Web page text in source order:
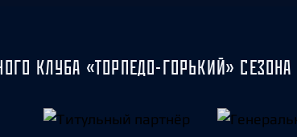
КЛУБА «ТОРПЕДО-ГОРЬКИЙ» СЕЗОНА